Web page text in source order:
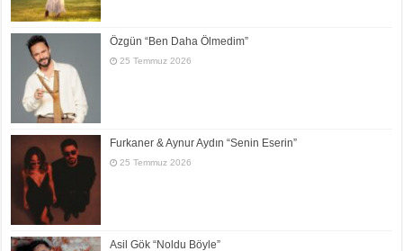
Özgün “Ben Daha Ölmedim”
25 Temmuz 2026
Furkaner & Aynur Aydın “Senin Eserin”
25 Temmuz 2026
Asil Gök “Noldu Böyle”